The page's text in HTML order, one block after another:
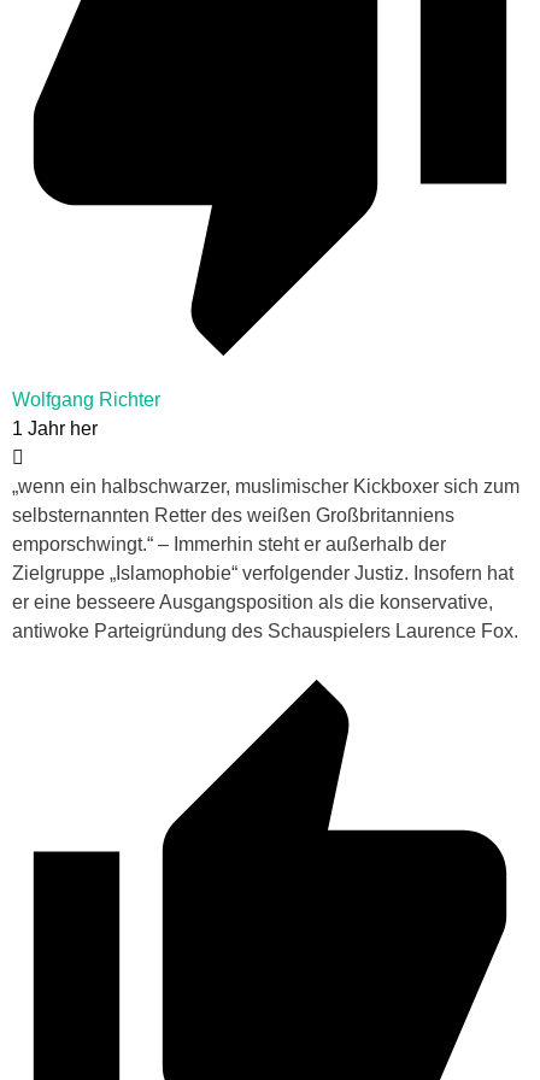
Wolfgang Richter
1 Jahr her
„wenn ein halbschwarzer, muslimischer Kickboxer sich zum
selbsternannten Retter des weißen Großbritanniens
emporschwingt.“ – Immerhin steht er außerhalb der
Zielgruppe „Islamophobie“ verfolgender Justiz. Insofern hat
er eine besseere Ausgangsposition als die konservative,
antiwoke Parteigründung des Schauspielers Laurence Fox.